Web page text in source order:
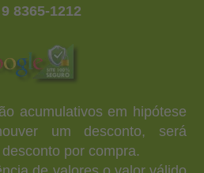
8365-1212
acumulativos em hipótese
um desconto, será
por compra.